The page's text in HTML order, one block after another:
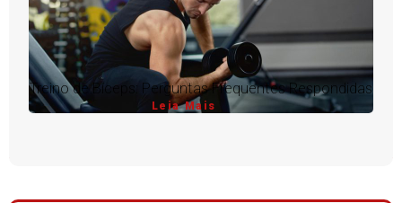
Treino de Bíceps: Perguntas Frequentes Respondidas
Leia Mais